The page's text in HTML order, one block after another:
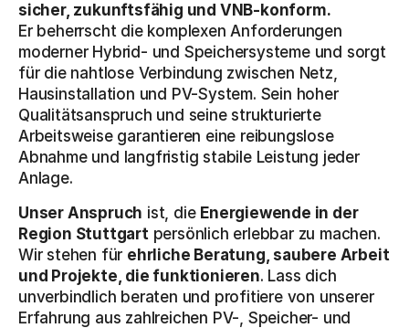
sicher, zukunftsfähig und VNB-konform.
Er beherrscht die komplexen Anforderungen
moderner Hybrid- und Speichersysteme und sorgt
für die nahtlose Verbindung zwischen Netz,
Hausinstallation und PV-System. Sein hoher
Qualitätsanspruch und seine strukturierte
Arbeitsweise garantieren eine reibungslose
Abnahme und langfristig stabile Leistung jeder
Anlage.
Unser Anspruch ist, die Energiewende in der
Region Stuttgart persönlich erlebbar zu machen.
Wir stehen für ehrliche Beratung, saubere Arbeit
und Projekte, die funktionieren. Lass dich
unverbindlich beraten und profitiere von unserer
Erfahrung aus zahlreichen PV-, Speicher- und